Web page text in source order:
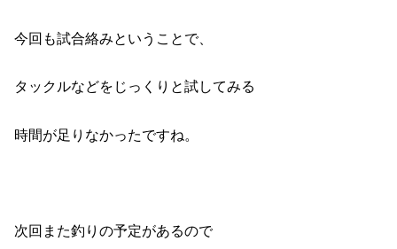
今回も試合絡みということで、
タックルなどをじっくりと試してみる
時間が足りなかったですね。
次回また釣りの予定があるので